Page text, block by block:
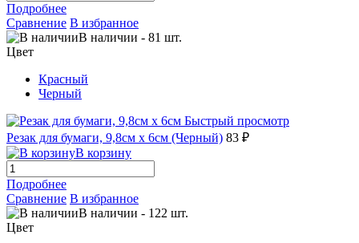
Подробнее
Сравнение В избранное
В наличии - 81 шт.
Цвет
Красный
Черный
Быстрый просмотр
Резак для бумаги, 9,8см x 6см (Черный) 83 ₽
В корзину
Подробнее
Сравнение В избранное
В наличии - 122 шт.
Цвет